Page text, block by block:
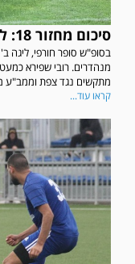
סיכום מחזור 18: ליגה ב' צפון א'
מנהדרים. רובי שפירא
מתקשים נגד צפת וממב"ע
קראו עוד...